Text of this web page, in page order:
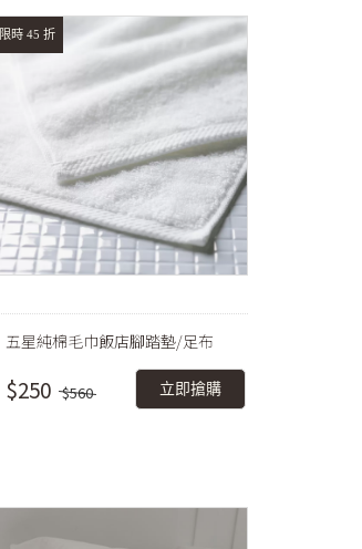
限時 45 折
五星純棉毛巾飯店腳踏墊/足布
$250 $560 立即搶購